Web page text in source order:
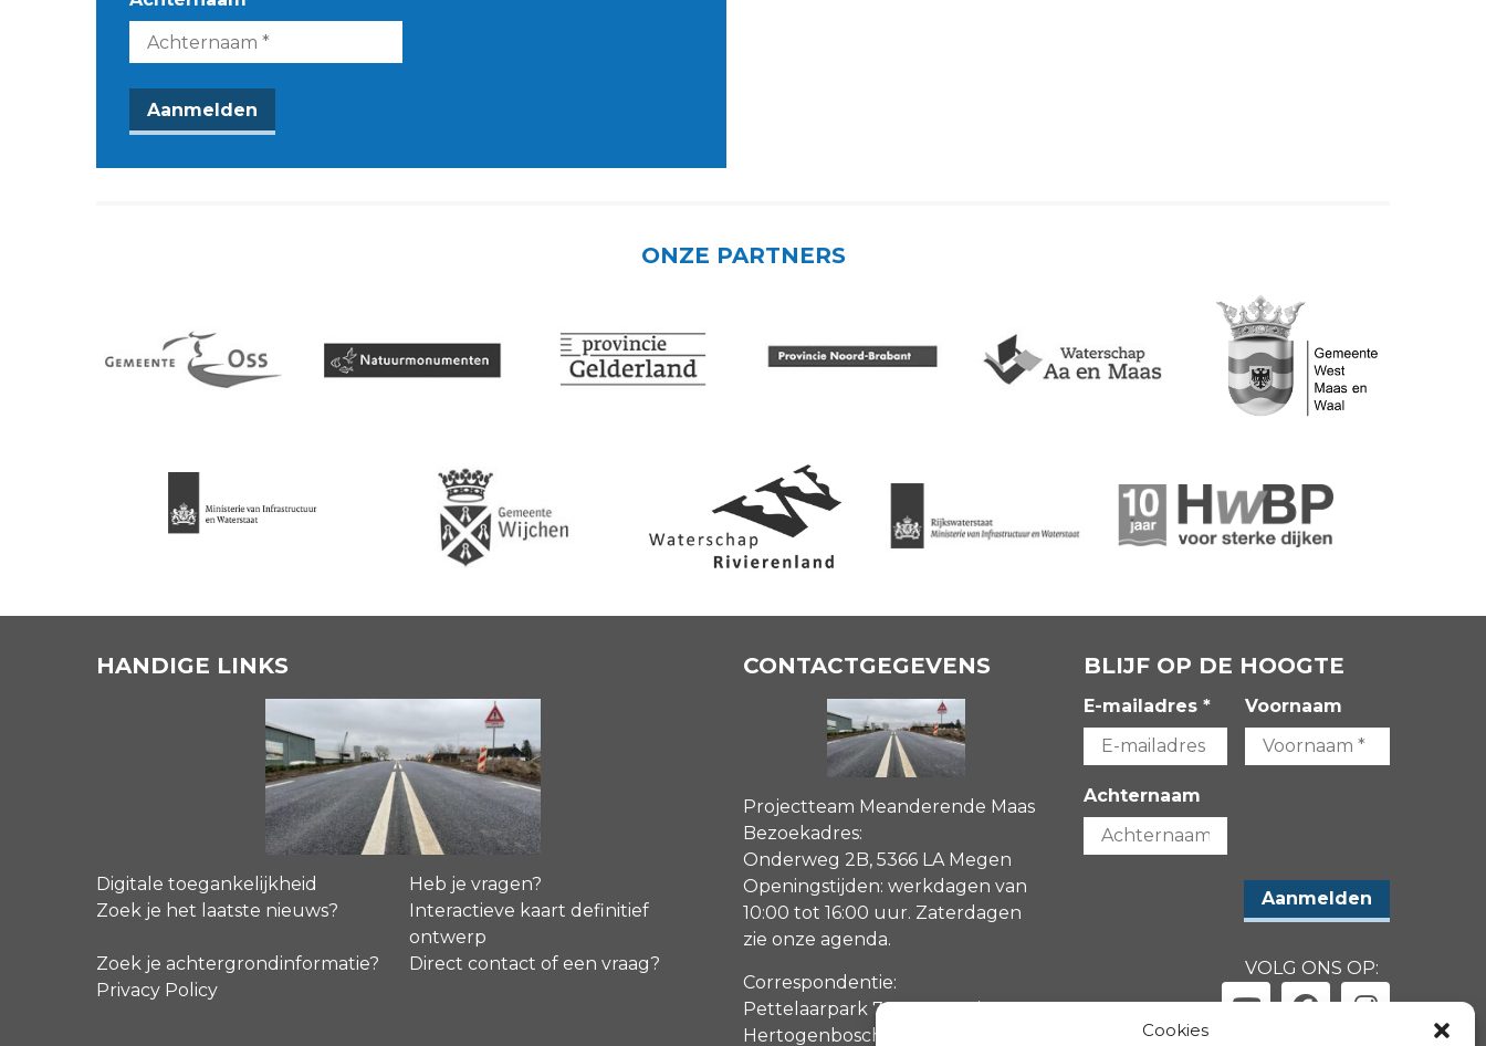
Cookies
ONZE PARTNERS
HANDIGE LINKS
Digitale toegankelijkheid
Heb je vragen?
Zoek je het laatste nieuws?
Interactieve kaart definitief
ontwerp
Zoek je achtergrondinformatie?
Direct contact of een vraag?
Privacy Policy
CONTACTGEGEVENS
Projectteam Meanderende Maas
Bezoekadres:
Onderweg 2B, 5366 LA Megen
Openingstijden: werkdagen van
10:00 tot 16:00 uur. Zaterdagen
zie onze agenda.
Correspondentie:
Pettelaarpark 70, 5216 PP ‘s-
Hertogenbosch
BLIJF OP DE HOOGTE
E-mailadres * Voornaam
Achternaam
VOLG ONS OP: